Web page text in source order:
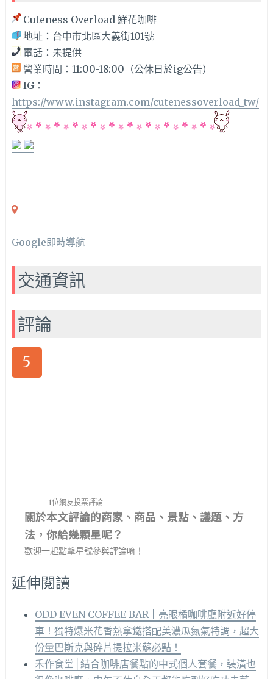
Cuteness Overload 鮮花咖啡
地址：台中市北區大義街101號
電話：未提供
營業時間：11:00-18:00（公休日於ig公告）
IG：
https://www.instagram.com/cutenessoverload_tw/
Google即時導航
交通資訊
評論
5
1位網友投票評論
關於本文評論的商家、商品、景點、議題、方
法，你給幾顆星呢？
歡迎一起點擊星號參與評論唷！
延伸閱讀
ODD EVEN COFFEE BAR | 亮眼橘咖啡廳附近好停
車！獨特爆米花香熱拿鐵搭配美濃瓜氮氣特調，超大
份量巴斯克與碎片提拉米蘇必點！
禾作食堂│結合咖啡店餐點的中式個人套餐，裝潢也